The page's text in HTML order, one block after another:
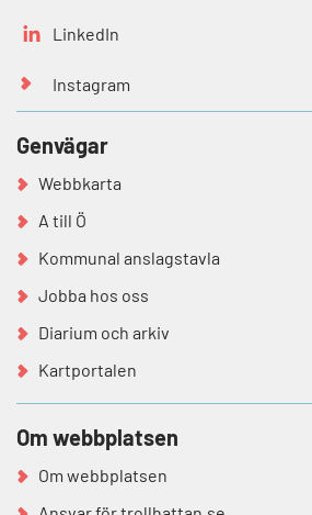
LinkedIn
Instagram
Genvägar
Webbkarta
A till Ö
Kommunal anslagstavla
Jobba hos oss
Diarium och arkiv
Kartportalen
Om webbplatsen
Om webbplatsen